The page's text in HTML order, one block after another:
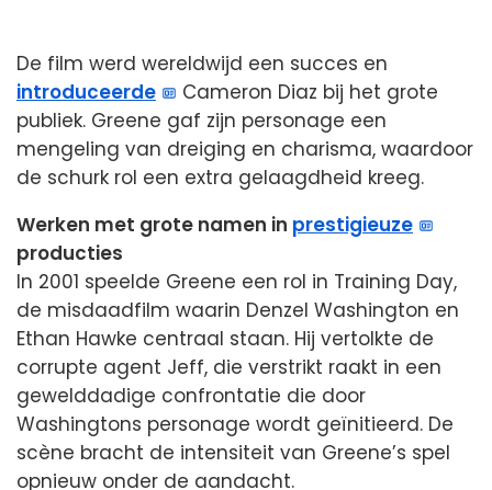
De film werd wereldwijd een succes en
introduceerde
Cameron Diaz bij het grote
publiek. Greene gaf zijn personage een
mengeling van dreiging en charisma, waardoor
de schurk rol een extra gelaagdheid kreeg.
Werken met grote namen in prestigieuze
producties
In 2001 speelde Greene een rol in Training Day,
de misdaadfilm waarin Denzel Washington en
Ethan Hawke centraal staan. Hij vertolkte de
corrupte agent Jeff, die verstrikt raakt in een
gewelddadige confrontatie die door
Washingtons personage wordt geïnitieerd. De
scène bracht de intensiteit van Greene’s spel
opnieuw onder de aandacht.